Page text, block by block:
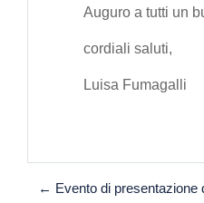
Auguro a tutti un
cordiali saluti,
Luisa Fumagalli
← Evento di presentazione